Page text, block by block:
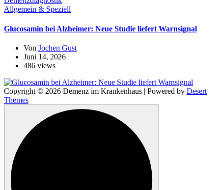
Allgemein & Speziell
Glucosamin bei Alzheimer: Neue Studie liefert Warnsignal
Von Jochen Gust
Juni 14, 2026
486 views
Copyright © 2026 Demenz im Krankenhaus | Powered by Desert
Themes